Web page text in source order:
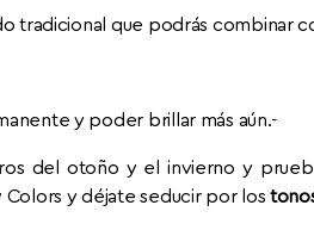
tradicional que podrás combinar
y poder brillar más aún.-
del otoño y el invierno y
y déjate seducir por los